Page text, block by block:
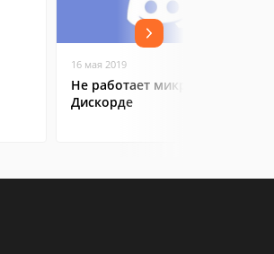
16 мая 2019
Не работает микрофон в
Дискорде